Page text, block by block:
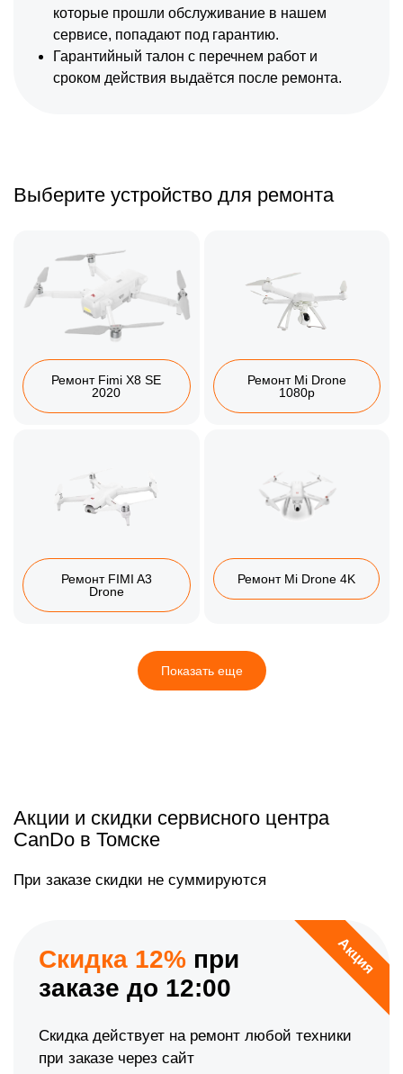
которые прошли обслуживание в нашем
сервисе, попадают под гарантию.
Гарантийный талон с перечнем работ и
сроком действия выдаётся после ремонта.
Выберите устройство для ремонта
Ремонт Fimi X8 SE
2020
Ремонт Mi Drone
1080p
Ремонт FIMI A3
Drone
Ремонт Mi Drone 4K
Показать еще
Акции и скидки сервисного центра
CanDo в Томске
При заказе скидки не суммируются
Акция
Скидка 12% при
заказе до 12:00
Скидка действует на ремонт любой техники
при заказе через сайт